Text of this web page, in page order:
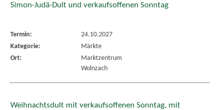
Simon-Judä-Dult und verkaufsoffenen Sonntag
Termin:
24.10.2027
Kategorie:
Märkte
Ort:
Marktzentrum
Wolnzach
Weihnachtsdult mit verkaufsoffenen Sonntag, mit